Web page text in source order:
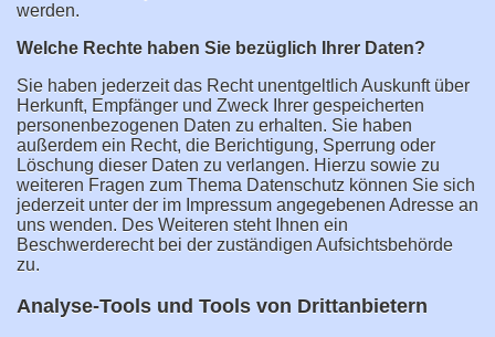
werden.
Welche Rechte haben Sie bezüglich Ihrer Daten?
Sie haben jederzeit das Recht unentgeltlich Auskunft über
Herkunft, Empfänger und Zweck Ihrer gespeicherten
personenbezogenen Daten zu erhalten. Sie haben
außerdem ein Recht, die Berichtigung, Sperrung oder
Löschung dieser Daten zu verlangen. Hierzu sowie zu
weiteren Fragen zum Thema Datenschutz können Sie sich
jederzeit unter der im Impressum angegebenen Adresse an
uns wenden. Des Weiteren steht Ihnen ein
Beschwerderecht bei der zuständigen Aufsichtsbehörde
zu.
Analyse-Tools und Tools von Drittanbietern